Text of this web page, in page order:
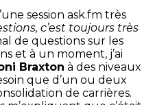
session ask.fm très
c’est toujours très
de questions sur les
et à un moment, j’ai
Braxton à des niveaux
que d’un ou deux
de carrières.